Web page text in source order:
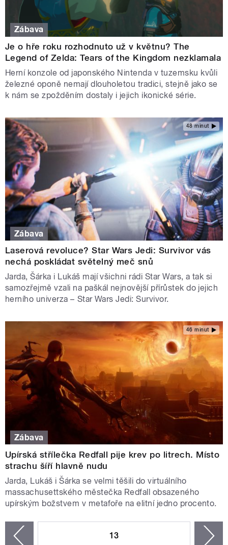
Zábava
Je o hře roku rozhodnuto už v květnu? The
Legend of Zelda: Tears of the Kingdom nezklamala
Herní konzole od japonského Nintenda v tuzemsku kvůli
železné oponě nemají dlouholetou tradici, stejně jako se
k nám se zpožděním dostaly i jejich ikonické série.
48 minut
Zábava
Laserová revoluce? Star Wars Jedi: Survivor vás
nechá poskládat světelný meč snů
Jarda, Šárka i Lukáš mají všichni rádi Star Wars, a tak si
samozřejmě vzali na paškál nejnovější přírůstek do jejich
herního univerza –⁠ Star Wars Jedi: Survivor.
46 minut
Zábava
Upírská střílečka Redfall pije krev po litrech. Místo
strachu šíří hlavně nudu
Jarda, Lukáš i Šárka se velmi těšili do virtuálního
massachusettského městečka Redfall obsazeného
upírským božstvem v metafoře na elitní jedno procento.
13